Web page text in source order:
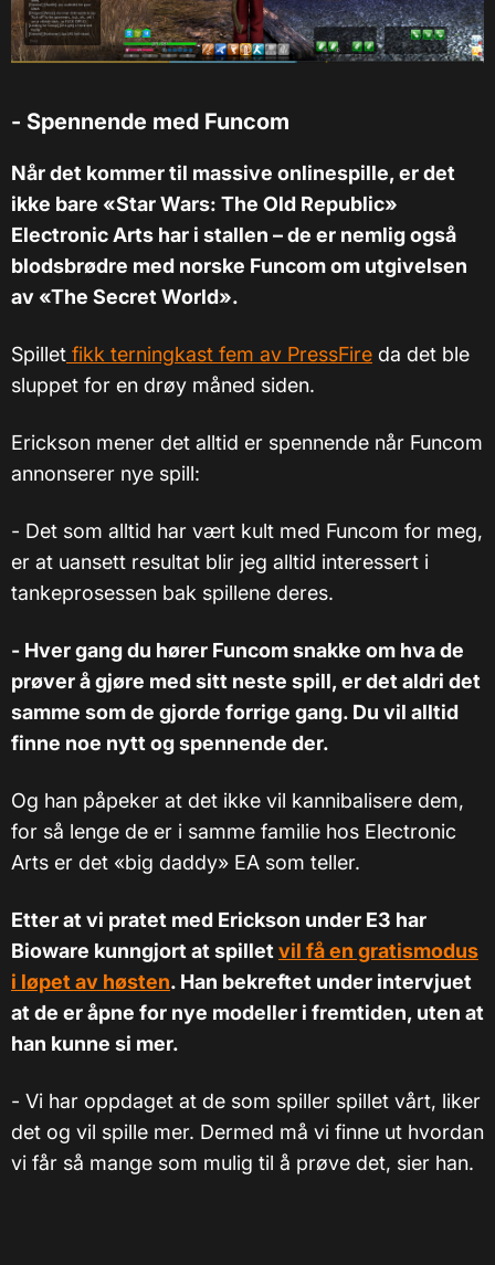
- Spennende med Funcom
Når det kommer til massive onlinespille, er det
ikke bare «Star Wars: The Old Republic»
Electronic Arts har i stallen – de er nemlig også
blodsbrødre med norske Funcom om utgivelsen
av «The Secret World».
Spillet fikk terningkast fem av PressFire da det ble
sluppet for en drøy måned siden.
Erickson mener det alltid er spennende når Funcom
annonserer nye spill:
- Det som alltid har vært kult med Funcom for meg,
er at uansett resultat blir jeg alltid interessert i
tankeprosessen bak spillene deres.
- Hver gang du hører Funcom snakke om hva de
prøver å gjøre med sitt neste spill, er det aldri det
samme som de gjorde forrige gang. Du vil alltid
finne noe nytt og spennende der.
Og han påpeker at det ikke vil kannibalisere dem,
for så lenge de er i samme familie hos Electronic
Arts er det «big daddy» EA som teller.
Etter at vi pratet med Erickson under E3 har
Bioware kunngjort at spillet vil få en gratismodus
i løpet av høsten. Han bekreftet under intervjuet
at de er åpne for nye modeller i fremtiden, uten at
han kunne si mer.
- Vi har oppdaget at de som spiller spillet vårt, liker
det og vil spille mer. Dermed må vi finne ut hvordan
vi får så mange som mulig til å prøve det, sier han.